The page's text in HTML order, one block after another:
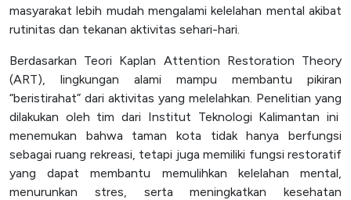
Unit Layanan Terpadu
(PPID)
SPEAK
Lapor
Satgas PPKPT
Laporan Keuangan
masyarakat lebih mudah mengalami kelelahan mental akibat
rutinitas dan tekanan aktivitas sehari-hari.
Berdasarkan Teori Kaplan Attention Restoration Theory
(ART), lingkungan alami mampu membantu pikiran
“beristirahat” dari aktivitas yang melelahkan. Penelitian yang
dilakukan oleh tim dari Institut Teknologi Kalimantan ini
menemukan bahwa taman kota tidak hanya berfungsi
sebagai ruang rekreasi, tetapi juga memiliki fungsi restoratif
yang dapat membantu memulihkan kelelahan mental,
menurunkan stres, serta meningkatkan kesehatan